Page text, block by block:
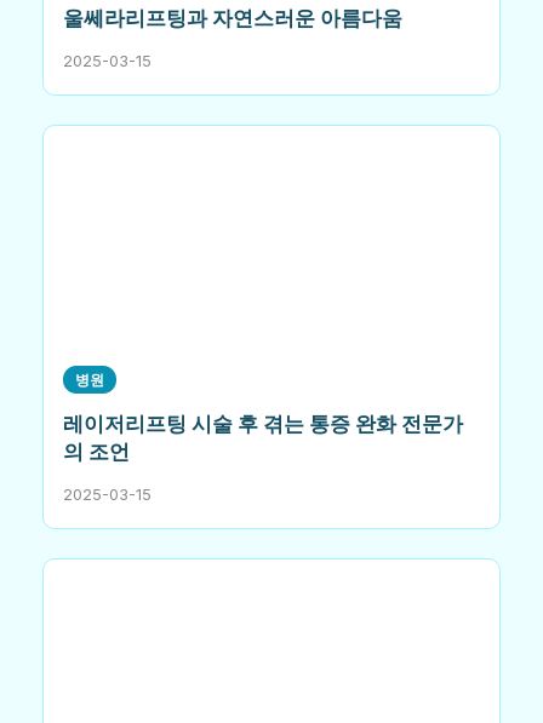
울쎄라리프팅과 자연스러운 아름다움
2025-03-15
병원
레이저리프팅 시술 후 겪는 통증 완화 전문가
의 조언
2025-03-15